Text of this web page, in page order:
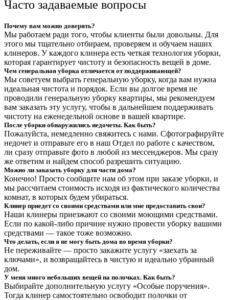
Часто задаваемые вопросы
Почему вам можно доверять?
Мы работаем ради того, чтобы клиенты были довольны. Для
этого мы тщательно отбираем, проверяем и обучаем наших
клинеров. У каждого клинера есть четкая технология уборки,
которая гарантирует чистоту и безопасность вещей в доме.
Чем генеральная уборка отличается от поддерживающей?
Мы советуем выбрать генеральную уборку, когда вам нужна
идеальная чистота и порядок. Если вы долгое время не
проводили генеральную уборку квартиры, мы рекомендуем
вам заказать эту услугу, чтобы в дальнейшем поддерживать
чистоту на еженедельной основе в вашей квартире.
После уборки обнаружились недочеты. Как быть?
Пожалуйста, немедленно свяжитесь с нами. Сфотографируйте
недочет и отправьте его в наш Отдел по работе с качеством,
ли сразу отправьте фото в любой из мессенджеров. Мы сразу
же ответим и найдем способ разрешить ситуацию.
Можно ли заказать уборку для части дома?
Конечно! Просто сообщите нам об этом при заказе уборки, и
мы рассчитаем стоимость исходя из фактического количества
комнат, в которых будем убираться.
Клинер приедет со своими средствами или мне предоставить свои?
Наши клинеры приезжают со своими моющими средствами.
Если по какой-либо причине нужно провести уборку вашими
средствами — такое тоже возможно.
Что делать, если я не могу быть дома во время уборки?
Не переживайте — просто закажите услугу «заехать за
ключами», и возвращайтесь в чистую и идеально убранный
дом.
У меня много небольших вещей на полочках. Как быть?
Выбирайте дополнительную услугу «Особые поручения».
Тогда клинер самостоятельно освободит полочки от